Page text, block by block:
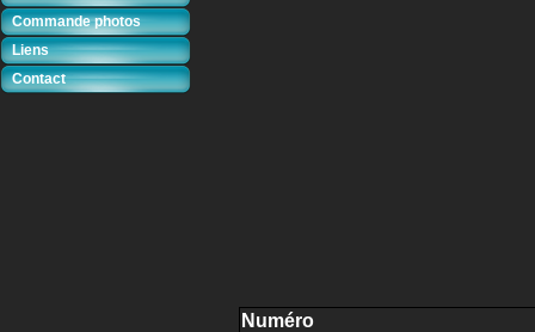
Commande photos
Liens
Contact
Numéro